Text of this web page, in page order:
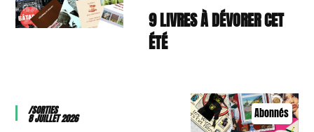
9 LIVRES À DÉVORER CET
ÉTÉ
Abonnés
/SORTIES
8 JUILLET 2026